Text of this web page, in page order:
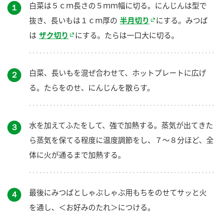
１
白菜は５ｃｍ長さの５ｍｍ幅に切る。にんじんは型で
抜き、長いもは１ｃｍ厚の 半月切り
にする。みつば
は ザク切り にする。たらは一口大に切る。
２
白菜、長いもを混ぜ合わせて、ホットプレートに広げ
る。たらをのせ、にんじんを散らす。
３
水を加えてふたをして、強で加熱する。蒸気が出てきた
ら蒸気を保てる程度に温度調節をし、７～８分ほど、全
体に火が通るまで加熱する。
４
最後にみつばとしゃぶしゃぶ用もちをのせてサッと火
を通し、＜お好みのたれ＞につける。